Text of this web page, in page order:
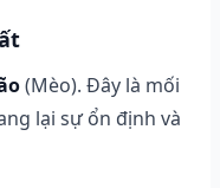
(Mèo). Đây là mối
lại sự ổn định và